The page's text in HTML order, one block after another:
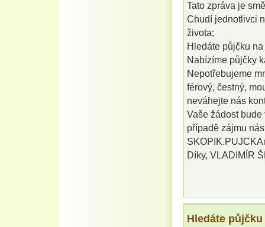
Tato zpráva je
Chudí jednotlivci
života;
Hledáte půjčku
Nabízíme půjčky
Nepotřebujeme
férový, čestný,
neváhejte nás
Vaše žádost
případě zájmu
Díky, VLADIMÍR
Hledáte